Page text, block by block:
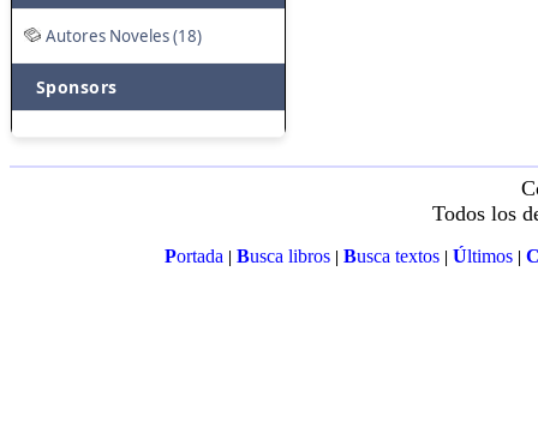
Autores Noveles (18)
Sponsors
Todos los
Portada| Busca libros| Busca textos| Últimos|